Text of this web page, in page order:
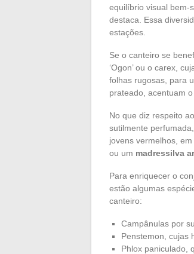
equilíbrio visual bem-
destaca. Essa
estações.
Se o canteiro se
‘Ogon’ ou o carex,
folhas rugosas, para
prateado, acentuam
No que diz respeito
sutilmente
jovens vermelhos,
ou um madressilva
Para enriquecer o
estão algumas
canteiro:
Campânulas por
Penstemon, cujas
Phlox paniculado,